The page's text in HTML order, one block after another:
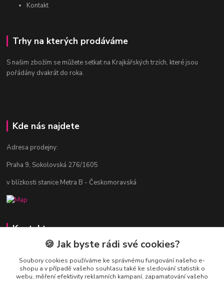
Kontakt
Trhy na kterých prodáváme
S našim zbožím se můžete setkat na Krajkářských trzích, které jsou
pořádány dvakrát do roka.
Kde nás najdete
Adresa prodejny:
Praha 9, Sokolovská 276/1605
v blízkosti stanice Metra B - Českomoravská
Kontakty
Jitka Vlasáková
281 916 793
Po-Čt 8-16:30, Pá 8-14:30
🍪 Jak byste rádi své cookies?
Soubory cookies používáme ke správnému fungování našeho e-
shopu a v případě vašeho souhlasu také ke sledování statistik o
webu, měření efektivity reklamních kampaní, zapamatování vašeho